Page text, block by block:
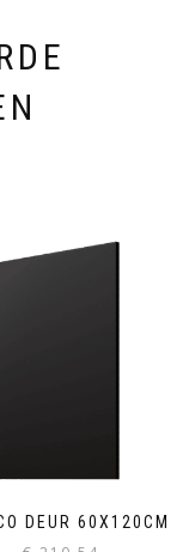
DEUR 60X120CM